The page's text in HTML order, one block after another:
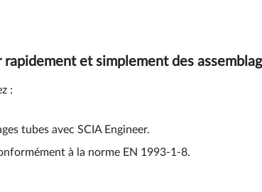
1-8
des assemblages tubes
à la norme EN 1993-1-8
et simplement des
:
tubes avec SCIA Engineer.
à la norme EN 1993-1-8.